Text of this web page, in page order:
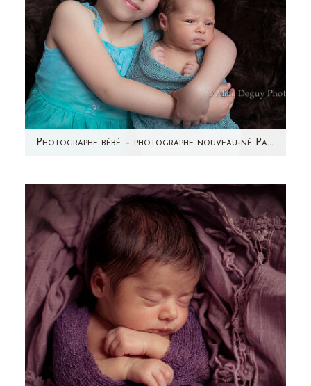
Photographe bébé – photographe nouveau-né Paris & région parisienne – Studio – Maëly
Sonia? Voici la petite princesse qui se cachait
dans ce ventre…